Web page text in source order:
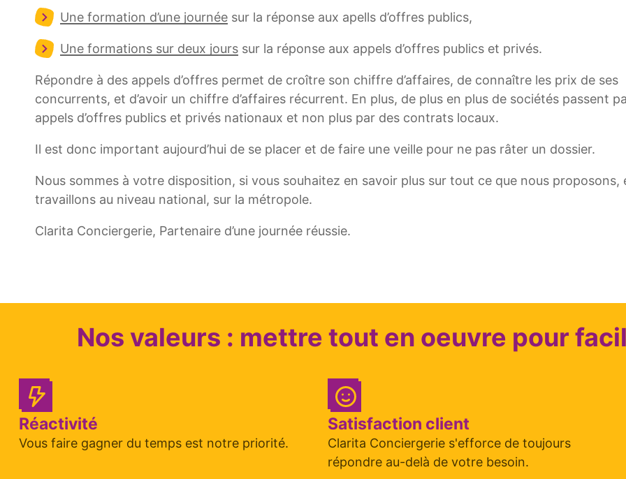
Une formation d’une journée sur la réponse aux apells d’offres publics,
Une formations sur deux jours sur la réponse aux appels d’offres publics et privés.
Répondre à des appels d’offres permet de croître son chiffre d’affaires, de connaître les prix de ses
concurrents, et d’avoir un chiffre d’affaires récurrent. En plus, de plus en plus de sociétés passent
appels d’offres publics et privés nationaux et non plus par des contrats locaux.
Il est donc important aujourd’hui de se placer et de faire une veille pour ne pas râter un dossier.
Nous sommes à votre disposition, si vous souhaitez en savoir plus sur tout ce que nous proposons,
travaillons au niveau national, sur la métropole.
Clarita Conciergerie, Partenaire d’une journée réussie.
Nos valeurs : mettre tout en oeuvre pour
Réactivité
Vous faire gagner du temps est notre priorité.
Satisfaction client
Clarita Conciergerie s'efforce de toujours
répondre au-delà de votre besoin.